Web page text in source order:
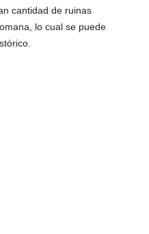
cantidad de ruinas
lo cual se puede